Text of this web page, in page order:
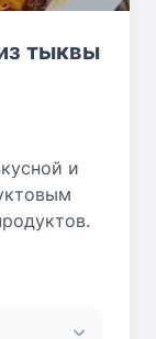
тыквы
и